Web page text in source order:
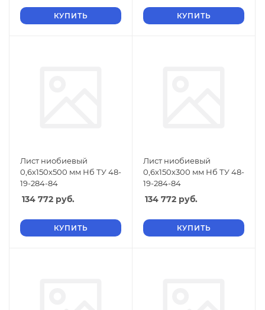
КУПИТЬ КУПИТЬ
Лист ниобиевый
0,6х150х500 мм Нб ТУ 48-
19-284-84
134 772 руб.
КУПИТЬ
Лист ниобиевый
0,6х150х300 мм Нб ТУ 48-
19-284-84
134 772 руб.
КУПИТЬ